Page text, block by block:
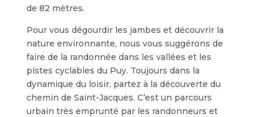
de 82 mètres.
Pour vous dégourdir les jambes et découvrir la
nature environnante, nous vous suggérons de
faire de la randonnée dans les vallées et les
pistes cyclables du Puy. Toujours dans la
dynamique du loisir, partez à la découverte du
chemin de Saint-Jacques. C’est un parcours
urbain très emprunté par les randonneurs et